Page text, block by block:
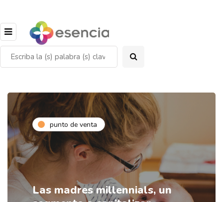
punto de venta
Las madres millennials, un